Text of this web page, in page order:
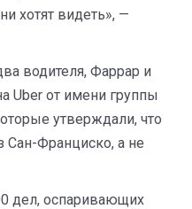
хотят видеть», —
водителя, Фаррар и
Uber от имени группы
утверждали, что
Сан-Франциско, а не
дел, оспаривающих